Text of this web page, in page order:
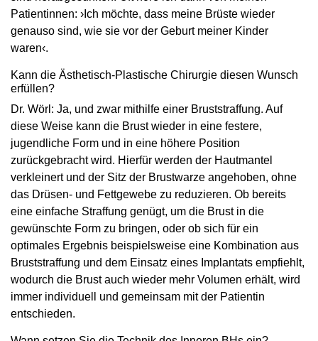
Patientinnen: ›Ich möchte, dass meine Brüste wieder
genauso sind, wie sie vor der Geburt meiner Kinder
waren‹.
Kann die Ästhetisch-Plastische Chirurgie diesen Wunsch
erfüllen?
Dr. Wörl: Ja, und zwar mithilfe einer Bruststraffung. Auf
diese Weise kann die Brust wieder in eine festere,
jugendliche Form und in eine höhere Position
zurückgebracht wird. Hierfür werden der Hautmantel
verkleinert und der Sitz der Brustwarze angehoben, ohne
das Drüsen- und Fettgewebe zu reduzieren. Ob bereits
eine einfache Straffung genügt, um die Brust in die
gewünschte Form zu bringen, oder ob sich für ein
optimales Ergebnis beispielsweise eine Kombination aus
Bruststraffung und dem Einsatz eines Implantats empfiehlt,
wodurch die Brust auch wieder mehr Volumen erhält, wird
immer individuell und gemeinsam mit der Patientin
entschieden.